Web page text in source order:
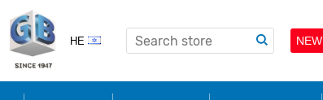
HE NEW